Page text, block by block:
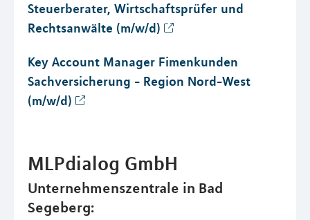
Steuerberater, Wirtschaftsprüfer und
Rechtsanwälte (m/w/d)
Key Account Manager Fimenkunden
Sachversicherung - Region Nord-West
(m/w/d)
MLPdialog GmbH
Unternehmenszentrale in Bad
Segeberg: